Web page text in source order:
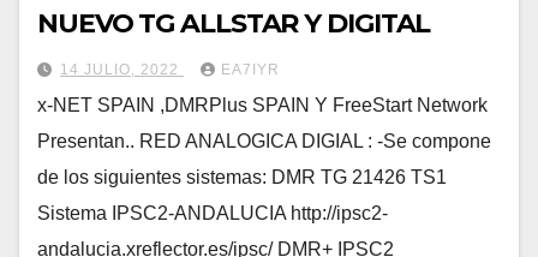
NUEVO TG ALLSTAR Y DIGITAL
14 JULIO, 2022 EA7IYR
x-NET SPAIN ,DMRPlus SPAIN Y FreeStart Network
Presentan.. RED ANALOGICA DIGIAL : -Se compone
de los siguientes sistemas: DMR TG 21426 TS1
Sistema IPSC2-ANDALUCIA http://ipsc2-
andalucia.xreflector.es/ipsc/ DMR+ IPSC2